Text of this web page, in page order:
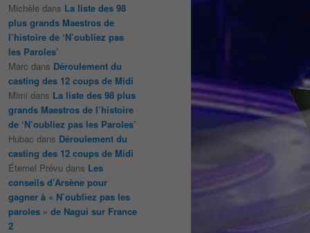
Michèle dans La liste des 98
plus grands Maestros de
l’histoire de ‘N’oubliez pas
les Paroles’
Marc dans Déroulement du
casting des 12 coups de Midi
Mimi dans La liste des 98 plus
grands Maestros de l’histoire
de ‘N’oubliez pas les Paroles’
Hubac dans Déroulement du
casting des 12 coups de Midi
Éternel Prévu dans Les
conseils d’Arsène pour
gagner à « N’oubliez pas les
paroles » de Nagui sur France
2